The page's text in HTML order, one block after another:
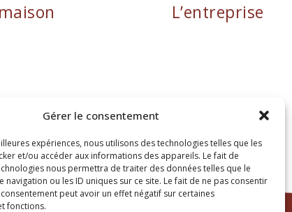
Gérer le consentement
expériences, nous utilisons des technologies telles que les
et/ou accéder aux informations des appareils. Le fait de
nous permettra de traiter des données telles que le
navigation ou les ID uniques sur ce site. Le fait de ne pas consentir
peut avoir un effet négatif sur certaines
fonctions.
L’entreprise
: FR38482897469